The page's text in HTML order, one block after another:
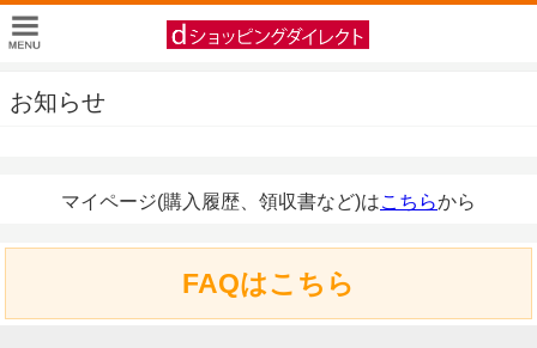
お知らせ
マイページ(購入履歴、領収書など)はこちらから
FAQはこちら